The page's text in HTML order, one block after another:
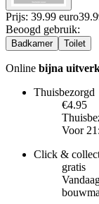
Prijs: 39.99 euro39.
Beoogd gebruik:
Badkamer Toilet
Online bijna
Thuisbezorgd
€4.95
Voor
Click &
gratis